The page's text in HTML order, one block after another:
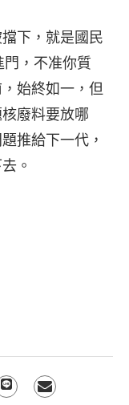
下，就是國民
，不准你質
始終如一，但
廢料要放哪
推給下一代，
。